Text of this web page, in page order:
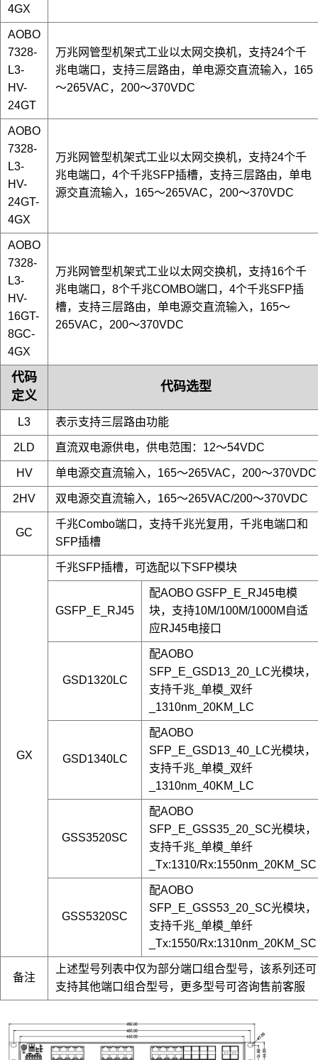
4GX
AOBO
7328-
L3-
HV-
24GT
万兆网管型机架式工业以太网交换机， 支持24个千
兆电端口，支持三层路由， 单电源交直流输入，165
～265VAC，200～370VDC
AOBO
7328-
L3-
HV-
24GT-
4GX
万兆网管型机架式工业以太网交换机， 支持24个千
兆电端口，4个千兆SFP插槽，支持三层路由， 单电
源交直流输入，165～265VAC，200～370VDC
AOBO
7328-
L3-
HV-
16GT-
8GC-
4GX
万兆网管型机架式工业以太网交换机， 支持16个千
兆电端口，8个千兆COMBO端口，4个千兆SFP插
槽，支持三层路由， 单电源交直流输入，165～
265VAC，200～370VDC
代码
定义
代码选型
L3 表示支持三层路由功能
2LD 直流双电源供电，供电范围：12～54VDC
HV 单电源交直流输入，165～265VAC，200～370VDC
2HV 双电源交直流输入，165～265VAC/200～370VDC
GC
千兆Combo端口，支持千兆光复用，千兆电端口和
SFP插槽
GX
千兆SFP插槽，可选配以下SFP模块
GSFP_E_RJ45
配AOBO GSFP_E_RJ45电模
块，支持10M/100M/1000M自适
应RJ45电接口
GSD1320LC
配AOBO
SFP_E_GSD13_20_LC光模块，
支持千兆_单模_双纤
_1310nm_20KM_LC
GSD1340LC
配AOBO
SFP_E_GSD13_40_LC光模块，
支持千兆_单模_双纤
_1310nm_40KM_LC
GSS3520SC
配AOBO
SFP_E_GSS35_20_SC光模块，
支持千兆_单模_单纤
_Tx:1310/Rx:1550nm_20KM_SC
GSS5320SC
配AOBO
SFP_E_GSS53_20_SC光模块，
支持千兆_单模_单纤
_Tx:1550/Rx:1310nm_20KM_SC
备注
上述型号列表中仅为部分端口组合型号，该系列还可
支持其他端口组合型号，更多型号可咨询售前客服